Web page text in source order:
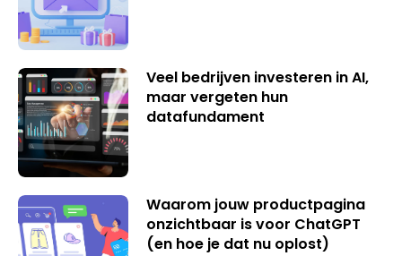
Veel bedrijven investeren in AI,
maar vergeten hun
datafundament
Waarom jouw productpagina
onzichtbaar is voor ChatGPT
(en hoe je dat nu oplost)